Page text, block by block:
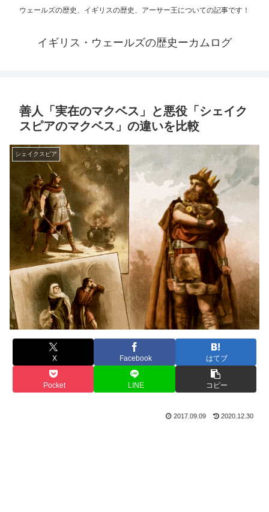
ウェールズの歴史、イギリスの歴史、アーサー王についての記事です！
イギリス・ウェールズの歴史ーカムログ
善人「実在のマクベス」と悪役「シェイク
スピアのマクベス」の違いを比較
シェイクスピア
X Facebook はてブ
Pocket LINE コピー
2017.09.09 2020.12.30